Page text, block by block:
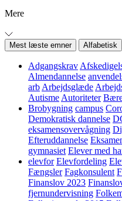
Mere
Mest læste emner Alfabetisk
Adgangskrav
Almendannelse
arb Arbejdsglæde
Autisme Autoriteter
Brobygning campus
Demokratisk dannelse
eksamensovervågning
Efteruddannelse
gymnasiet Elever med
elevfor Elevfordeling
Fængsler Fagkonsulent
Finanslov 2023
fjernundervisning